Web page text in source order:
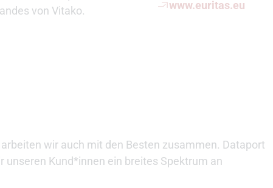
von Vitako.
www.euritas.eu
wir auch mit den Besten zusammen. Dataport
Kund*innen ein breites Spektrum an